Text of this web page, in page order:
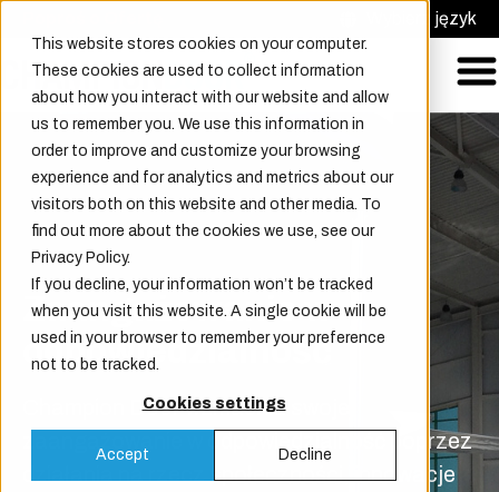
This website stores cookies on your computer.
These cookies are used to collect information
about how you interact with our website and allow
us to remember you. We use this information in
order to improve and customize your browsing
experience and for analytics and metrics about our
visitors both on this website and other media. To
find out more about the cookies we use, see our
Privacy Policy.
If you decline, your information won’t be tracked
when you visit this website. A single cookie will be
used in your browser to remember your preference
not to be tracked.
Cookies settings
Accept Decline
Wybierz język
Zaangażowanie w
odpowiedzialność
Champion Door wzmacnia swoje
zaangażowanie w odpowiedzialność poprzez
działania na rzecz społeczności, innowacje